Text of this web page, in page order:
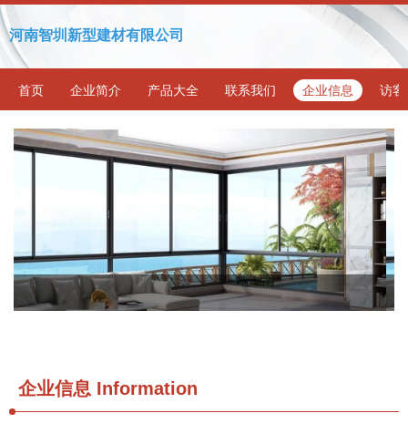
河南智圳新型建材有限公司
首页 企业简介 产品大全 联系我们 企业信息 访客
企业信息 Information